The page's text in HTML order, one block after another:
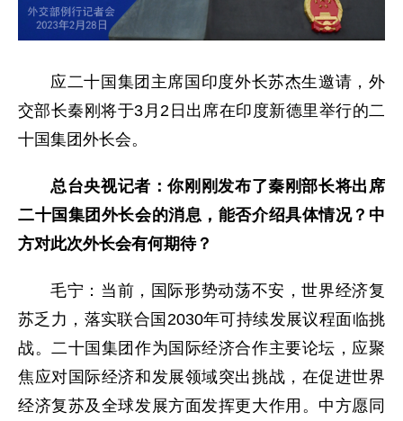
应二十国集团主席国印度外长苏杰生邀请，外
交部长秦刚将于3月2日出席在印度新德里举行的二
十国集团外长会。
总台央视记者：你刚刚发布了秦刚部长将出席
二十国集团外长会的消息，能否介绍具体情况？中
方对此次外长会有何期待？
毛宁：当前，国际形势动荡不安，世界经济复
苏乏力，落实联合国2030年可持续发展议程面临挑
战。二十国集团作为国际经济合作主要论坛，应聚
焦应对国际经济和发展领域突出挑战，在促进世界
经济复苏及全球发展方面发挥更大作用。中方愿同